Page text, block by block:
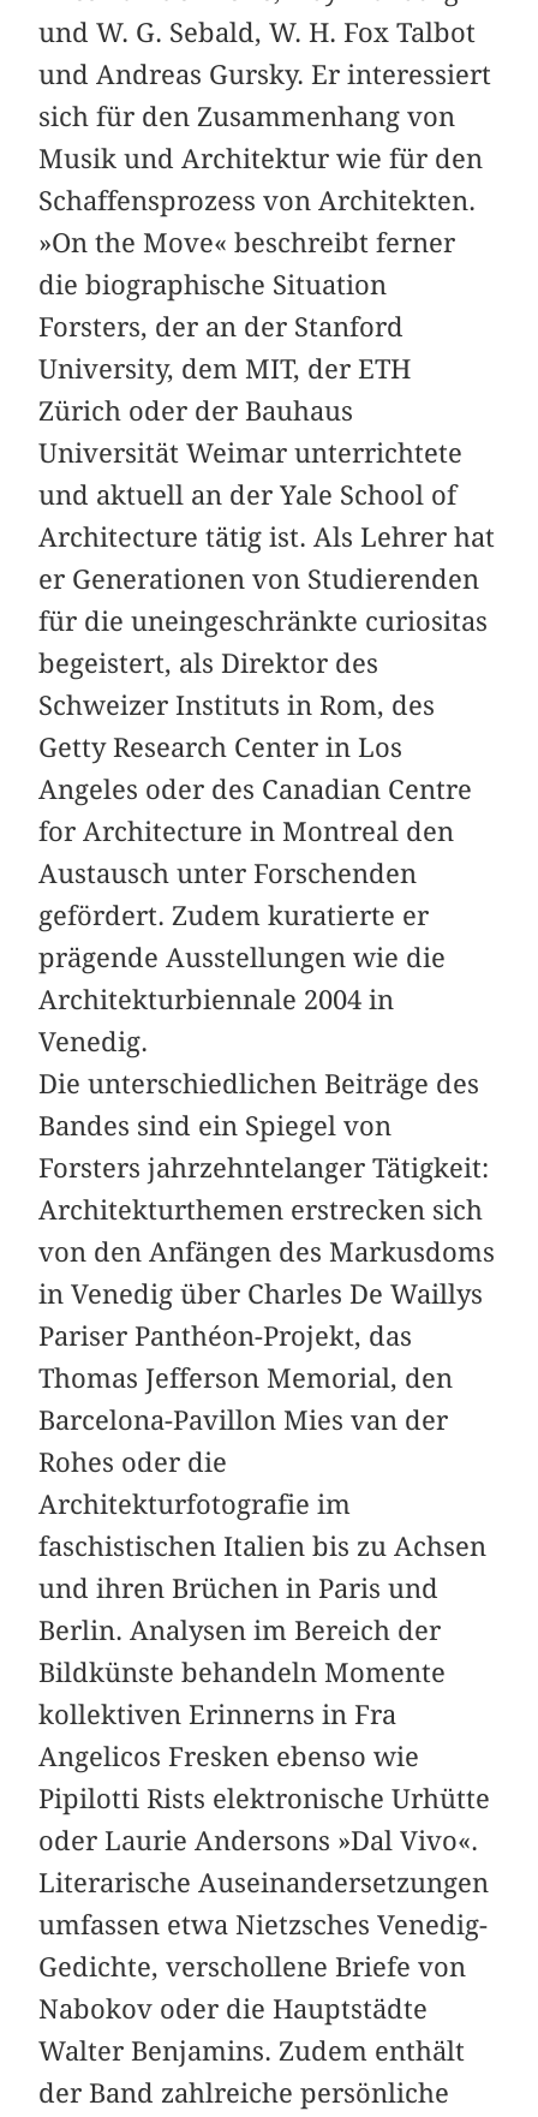
und W. G. Sebald, W. H. Fox Talbot
und Andreas Gursky. Er interessiert
sich für den Zusammenhang von
Musik und Architektur wie für den
Schaffensprozess von Architekten.
»On the Move« beschreibt ferner
die biographische Situation
Forsters, der an der Stanford
University, dem MIT, der ETH
Zürich oder der Bauhaus
Universität Weimar unterrichtete
und aktuell an der Yale School of
Architecture tätig ist. Als Lehrer hat
er Generationen von Studierenden
für die uneingeschränkte curiositas
begeistert, als Direktor des
Schweizer Instituts in Rom, des
Getty Research Center in Los
Angeles oder des Canadian Centre
for Architecture in Montreal den
Austausch unter Forschenden
gefördert. Zudem kuratierte er
prägende Ausstellungen wie die
Architekturbiennale 2004 in
Venedig.
Die unterschiedlichen Beiträge des
Bandes sind ein Spiegel von
Forsters jahrzehntelanger Tätigkeit:
Architekturthemen erstrecken sich
von den Anfängen des Markusdoms
in Venedig über Charles De Waillys
Pariser Panthéon-Projekt, das
Thomas Jefferson Memorial, den
Barcelona-Pavillon Mies van der
Rohes oder die
Architekturfotografie im
faschistischen Italien bis zu Achsen
und ihren Brüchen in Paris und
Berlin. Analysen im Bereich der
Bildkünste behandeln Momente
kollektiven Erinnerns in Fra
Angelicos Fresken ebenso wie
Pipilotti Rists elektronische Urhütte
oder Laurie Andersons »Dal Vivo«.
Literarische Auseinandersetzungen
umfassen etwa Nietzsches Venedig-
Gedichte, verschollene Briefe von
Nabokov oder die Hauptstädte
Walter Benjamins. Zudem enthält
der Band zahlreiche persönliche